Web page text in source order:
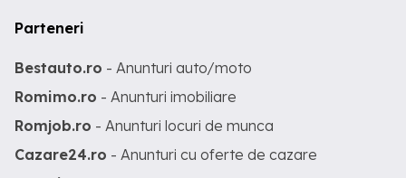
Parteneri
Bestauto.ro - Anunturi auto/moto
Romimo.ro - Anunturi imobiliare
Romjob.ro - Anunturi locuri de munca
Cazare24.ro - Anunturi cu oferte de cazare